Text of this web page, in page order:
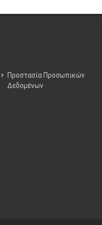
Προστασία Προσωπικών
Δεδομένων